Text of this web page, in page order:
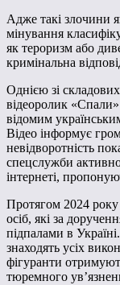
Адже такі злочини
мінування
як тероризм або
кримінальна
Однією зі
відеоролик
відомим
Відео інформує
невідворотність
спецслужби
інтернеті,
Протягом 2024
осіб, які за
підпалами в
знаходять усіх
фігуранти
тюремного